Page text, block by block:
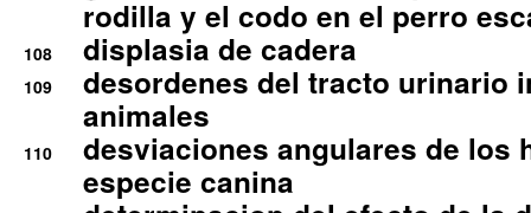
rodilla y el codo en el perro
108 displasia de cadera
109
desordenes del tracto urinario
animales
110
desviaciones angulares de los
especie canina